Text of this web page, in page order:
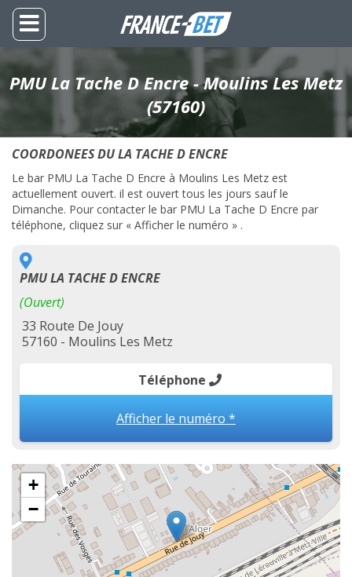
PMU La Tache D Encre - Moulins Les Metz
(57160)
COORDONEES DU LA TACHE D ENCRE
Le bar PMU La Tache D Encre à Moulins Les Metz est
actuellement ouvert. il est ouvert tous les jours sauf le
Dimanche. Pour contacter le bar PMU La Tache D Encre par
téléphone, cliquez sur « Afficher le numéro » .
PMU LA TACHE D ENCRE
(Ouvert)
33 Route De Jouy
57160 - Moulins Les Metz
Téléphone
Afficher le numéro *
+
−